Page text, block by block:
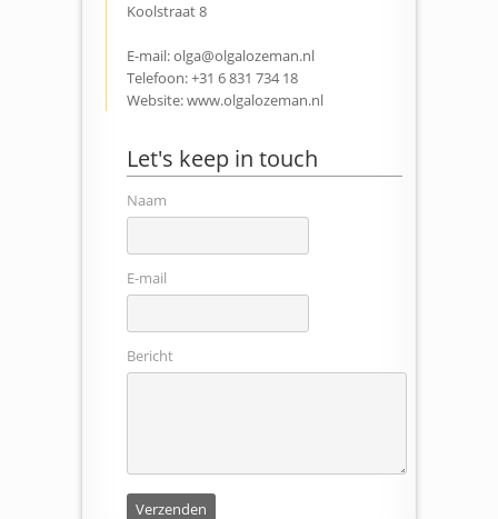
Koolstraat 8
E-mail:olga@olgalozeman.nl
Telefoon: +31 6 831 734 18
Website:www.olgalozeman.nl
Let's keep in touch
Naam
E-mail
Bericht